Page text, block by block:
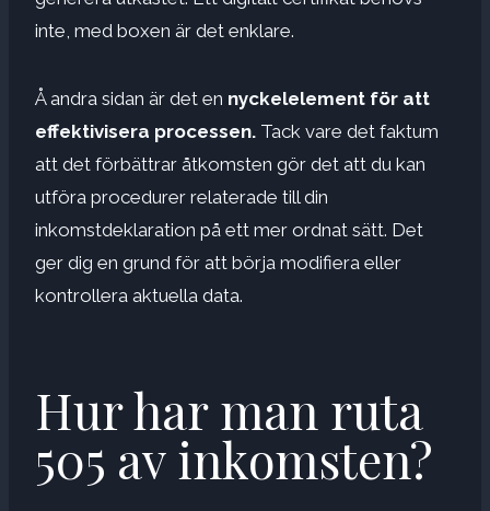
inte, med boxen är det enklare.
Å andra sidan är det en nyckelelement för att
effektivisera processen. Tack vare det faktum
att det förbättrar åtkomsten gör det att du kan
utföra procedurer relaterade till din
inkomstdeklaration på ett mer ordnat sätt. Det
ger dig en grund för att börja modifiera eller
kontrollera aktuella data.
Hur har man ruta
505 av inkomsten?